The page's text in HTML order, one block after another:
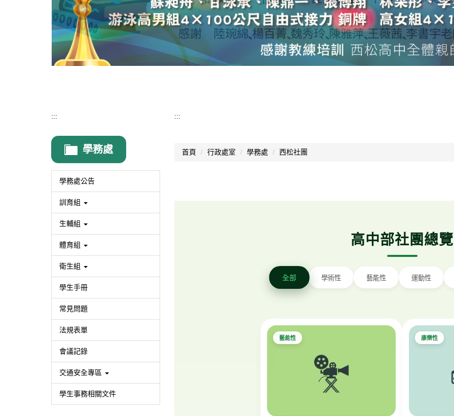
:::
學務處
學務處公告
訓育組
生輔組
體育組
衛生組
學生手冊
常見問題
法規表單
會議記錄
交通安全專區
學生事務相關文件
:::
首頁 行政處室 學務處 西松社團
高中部社團總覽
全部 學術性 藝能性 運動性
藝能性 康樂性